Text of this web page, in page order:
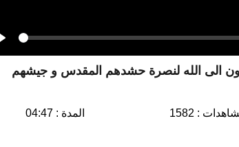
Play
Seek
الى الله لنصرة حشدهم المقدس و جيشهم
: 1582 المدة : 04:47